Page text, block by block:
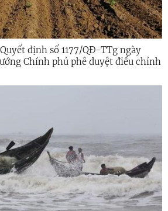
định số 1177/QĐ-TTg ngày
Chính phủ phê duyệt điều chỉnh